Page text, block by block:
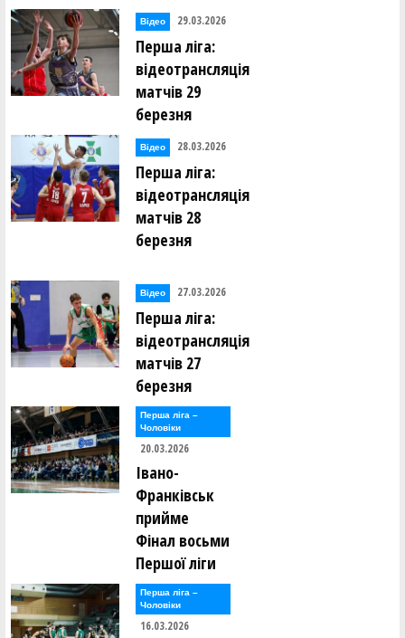
Відео 29.03.2026
Перша ліга:
відеотрансляція
матчів 29
березня
Відео 28.03.2026
Перша ліга:
відеотрансляція
матчів 28
березня
Відео 27.03.2026
Перша ліга:
відеотрансляція
матчів 27
березня
Перша лiга –
Чоловiки
20.03.2026
Івано-
Франківськ
прийме
Фінал восьми
Першої ліги
Перша лiга –
Чоловiки
16.03.2026